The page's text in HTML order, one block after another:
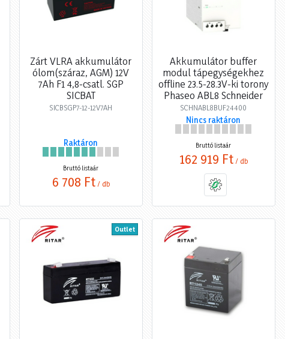
Zárt VLRA akkumulátor
ólom(száraz, AGM) 12V
7Ah F1 4,8-csatl. SGP
SICBAT
SICBSGP7-12-12V7AH
Raktáron
Bruttó listaár
6 708 Ft / db
Akkumulátor buffer
modul tápegységekhez
offline 23.5-28.3V-ki torony
Phaseo ABL8 Schneider
SCHNABL8BUF24400
Nincs raktáron
Bruttó listaár
162 919 Ft / db
Outlet